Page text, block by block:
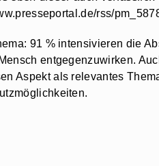
rss/
91 % intensivieren die
entgegenzuwirken.
Aspekt als relevantes